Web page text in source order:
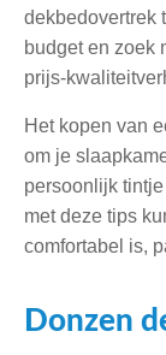
dekbedovertrek
budget en zoek
prijs-
Het kopen van
om je
persoonlijk
met deze tips
comfortabel is,
Donzen